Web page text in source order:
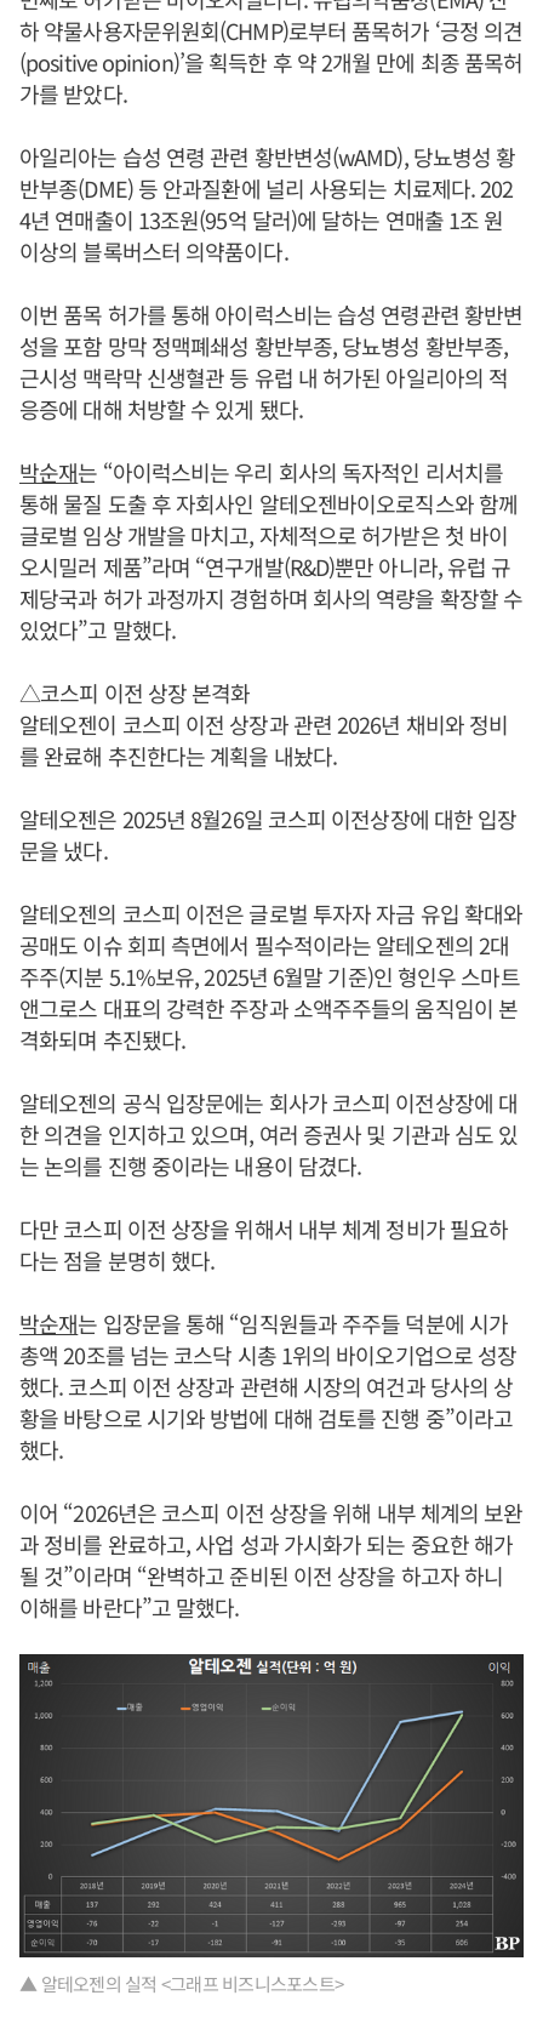
하 약물사용자문위원회(CHMP)로부터 품목허가 ‘긍정 의견
(positive opinion)’을 획득한 후 약 2개월 만에 최종 품목허
가를 받았다.
아일리아는 습성 연령 관련 황반변성(wAMD), 당뇨병성 황
반부종(DME) 등 안과질환에 널리 사용되는 치료제다. 202
4년 연매출이 13조원(95억 달러)에 달하는 연매출 1조 원
이상의 블록버스터 의약품이다.
이번 품목 허가를 통해 아이럭스비는 습성 연령관련 황반변
성을 포함 망막 정맥폐쇄성 황반부종, 당뇨병성 황반부종,
근시성 맥락막 신생혈관 등 유럽 내 허가된 아일리아의 적
응증에 대해 처방할 수 있게 됐다.
박순재는 “아이럭스비는 우리 회사의 독자적인 리서치를
통해 물질 도출 후 자회사인 알테오젠바이오로직스와 함께
글로벌 임상 개발을 마치고, 자체적으로 허가받은 첫 바이
오시밀러 제품”라며 “연구개발(R&D)뿐만 아니라, 유럽 규
제당국과 허가 과정까지 경험하며 회사의 역량을 확장할 수
있었다”고 말했다.
△코스피 이전 상장 본격화
알테오젠이 코스피 이전 상장과 관련 2026년 채비와 정비
를 완료해 추진한다는 계획을 내놨다.
알테오젠은 2025년 8월26일 코스피 이전상장에 대한 입장
문을 냈다.
알테오젠의 코스피 이전은 글로벌 투자자 자금 유입 확대와
공매도 이슈 회피 측면에서 필수적이라는 알테오젠의 2대
주주(지분 5.1%보유, 2025년 6월말 기준)인 형인우 스마트
앤그로스 대표의 강력한 주장과 소액주주들의 움직임이 본
격화되며 추진됐다.
알테오젠의 공식 입장문에는 회사가 코스피 이전상장에 대
한 의견을 인지하고 있으며, 여러 증권사 및 기관과 심도 있
는 논의를 진행 중이라는 내용이 담겼다.
다만 코스피 이전 상장을 위해서 내부 체계 정비가 필요하
다는 점을 분명히 했다.
박순재는 입장문을 통해 “임직원들과 주주들 덕분에 시가
총액 20조를 넘는 코스닥 시총 1위의 바이오기업으로 성장
했다. 코스피 이전 상장과 관련해 시장의 여건과 당사의 상
황을 바탕으로 시기와 방법에 대해 검토를 진행 중”이라고
했다.
이어 “2026년은 코스피 이전 상장을 위해 내부 체계의 보완
과 정비를 완료하고, 사업 성과 가시화가 되는 중요한 해가
될 것”이라며 “완벽하고 준비된 이전 상장을 하고자 하니
이해를 바란다”고 말했다.
▲ 알테오젠의 실적 <그래프 비즈니스포스트>